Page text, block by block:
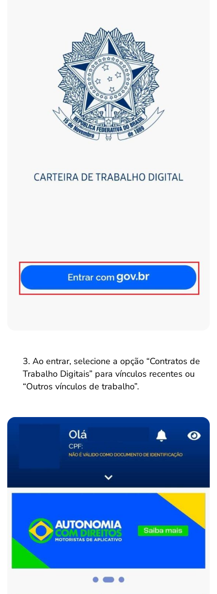
Ao entrar, selecione a opção “Contratos de
Trabalho Digitais” para vínculos recentes ou
“Outros vínculos de trabalho”.